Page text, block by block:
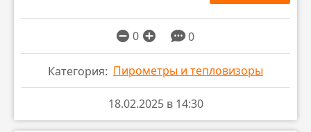
0 0
Категория: Пирометры и тепловизоры
18.02.2025 в 14:30